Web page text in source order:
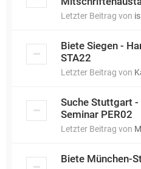
Letzter Beitrag von
Biete Siegen -
STA22
Letzter Beitrag von
Suche Stuttgart
Seminar PER02
Letzter Beitrag von
Biete München-